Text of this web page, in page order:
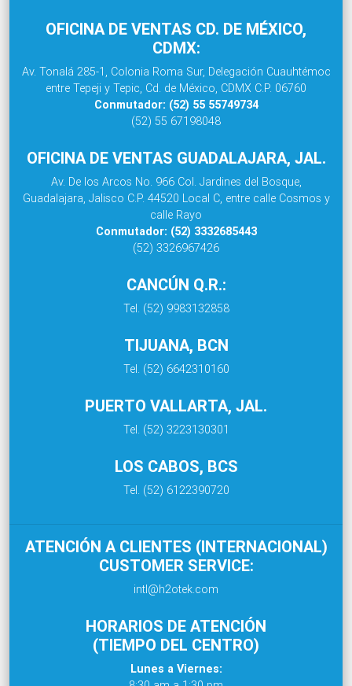
OFICINA DE VENTAS CD. DE MÉXICO,
CDMX:
Av. Tonalá 285-1, Colonia Roma Sur, Delegación Cuauhtémoc
entre Tepeji y Tepic, Cd. de México, CDMX C.P. 06760
Conmutador: (52) 55 55749734
(52) 55 67198048
OFICINA DE VENTAS GUADALAJARA, JAL.
Av. De los Arcos No. 966 Col. Jardines del Bosque,
Guadalajara, Jalisco C.P. 44520 Local C, entre calle Cosmos y
calle Rayo
Conmutador: (52) 3332685443
(52) 3326967426
CANCÚN Q.R.:
Tel. (52) 9983132858
TIJUANA, BCN
Tel. (52) 6642310160
PUERTO VALLARTA, JAL.
Tel. (52) 3223130301
LOS CABOS, BCS
Tel. (52) 6122390720
ATENCIÓN A CLIENTES (INTERNACIONAL)
CUSTOMER SERVICE:
intl@h2otek.com
HORARIOS DE ATENCIÓN
(TIEMPO DEL CENTRO)
Lunes a Viernes: